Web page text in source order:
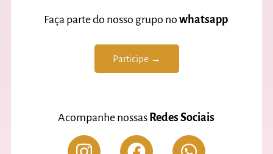
Faça parte do nosso grupo nowhatsapp
Participe →
Acompanhe nossas Redes Sociais